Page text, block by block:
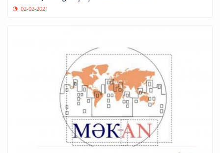
02-02-2021